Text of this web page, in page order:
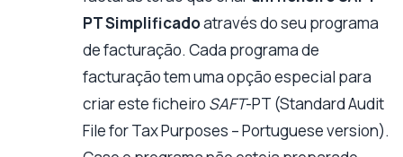
PT Simplificadoatravés do seu programa
de facturação. Cada programa de
facturação tem uma opção especial para
criar este ficheiro SAFT-PT (Standard Audit
File for Tax Purposes – Portuguese version).